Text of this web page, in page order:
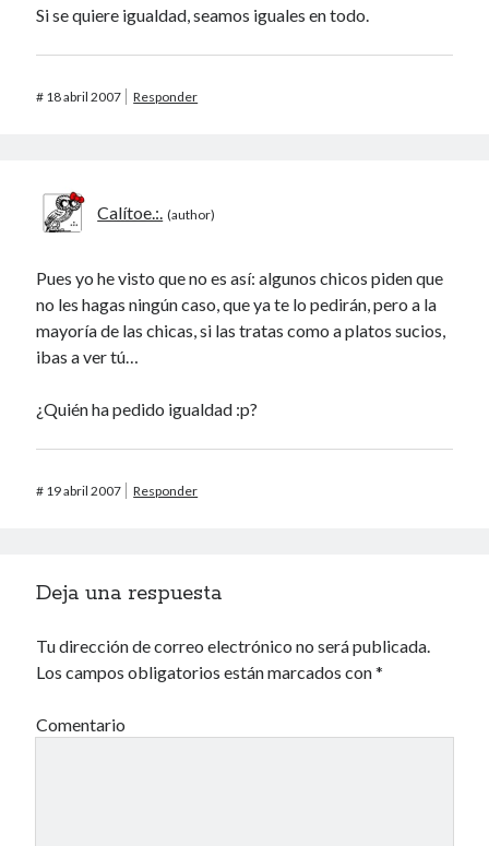
Si se quiere igualdad, seamos iguales en todo.
# 18 abril 2007 Responder
Calítoe.:.
Pues yo he visto que no es así: algunos chicos piden que
no les hagas ningún caso, que ya te lo pedirán, pero a la
mayoría de las chicas, si las tratas como a platos sucios,
ibas a ver tú…
¿Quién ha pedido igualdad :p?
# 19 abril 2007 Responder
Deja una respuesta
Tu dirección de correo electrónico no será publicada.
Los campos obligatorios están marcados con*
Comentario